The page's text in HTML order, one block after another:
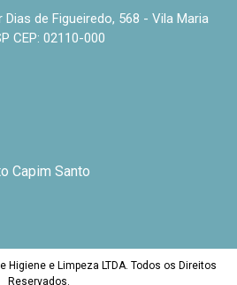
Dias de Figueiredo, 568 - Vila Maria
CEP: 02110-000
Capim Santo
Higiene e Limpeza LTDA. Todos os Direitos
Reservados.